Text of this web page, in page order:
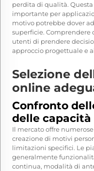
perdita di qualità.
importante per
motivo potrebbe dover
superficie. Comprendere
utenti di prendere
approccio progettuale e
Selezione
online
Confronto
delle
Il mercato offre
creazione di motivi
limitazioni specifici. Le
generalmente
continua, modalità di